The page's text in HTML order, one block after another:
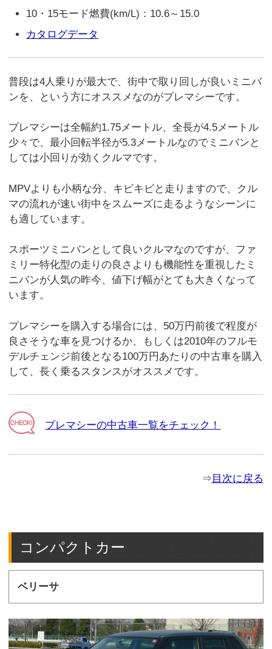
10・15モード燃費(km/L)：10.6～15.0
カタログデータ
普段は4人乗りが最大で、街中で取り回しが良いミニバ
ンを、という方にオススメなのがプレマシーです。
プレマシーは全幅約1.75メートル、全長が4.5メートル
少々で、最小回転半径が5.3メートルなのでミニバンと
しては小回りが効くクルマです。
MPVよりも小柄な分、キビキビと走りますので、クル
マの流れが速い街中をスムーズに走るようなシーンに
も適しています。
スポーツミニバンとして良いクルマなのですが、ファ
ミリー特化型の走りの良さよりも機能性を重視したミ
ニバンが人気の昨今、値下げ幅がとても大きくなって
います。
プレマシーを購入する場合には、50万円前後で程度が
良さそうな車を見つけるか、もしくは2010年のフルモ
デルチェンジ前後となる100万円あたりの中古車を購入
して、長く乗るスタンスがオススメです。
プレマシーの中古車一覧をチェック！
⇒目次に戻る
コンパクトカー
ベリーサ